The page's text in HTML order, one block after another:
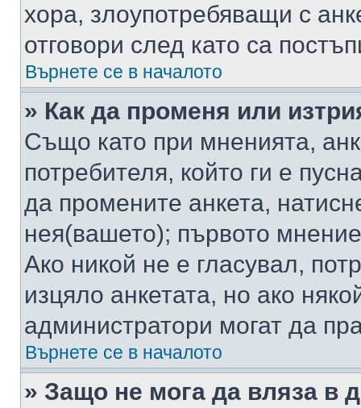
хора, злоупотребяващи с
отговори след като са
Върнете се в началото
» Как да променя или
Също като при мненията,
потребителя, който ги е
да промените анкета,
нея(вашето); първото
Ако никой не е гласувал,
изцяло анкетата, но ако
администратори могат да
Върнете се в началото
» Защо не мога да вляза в